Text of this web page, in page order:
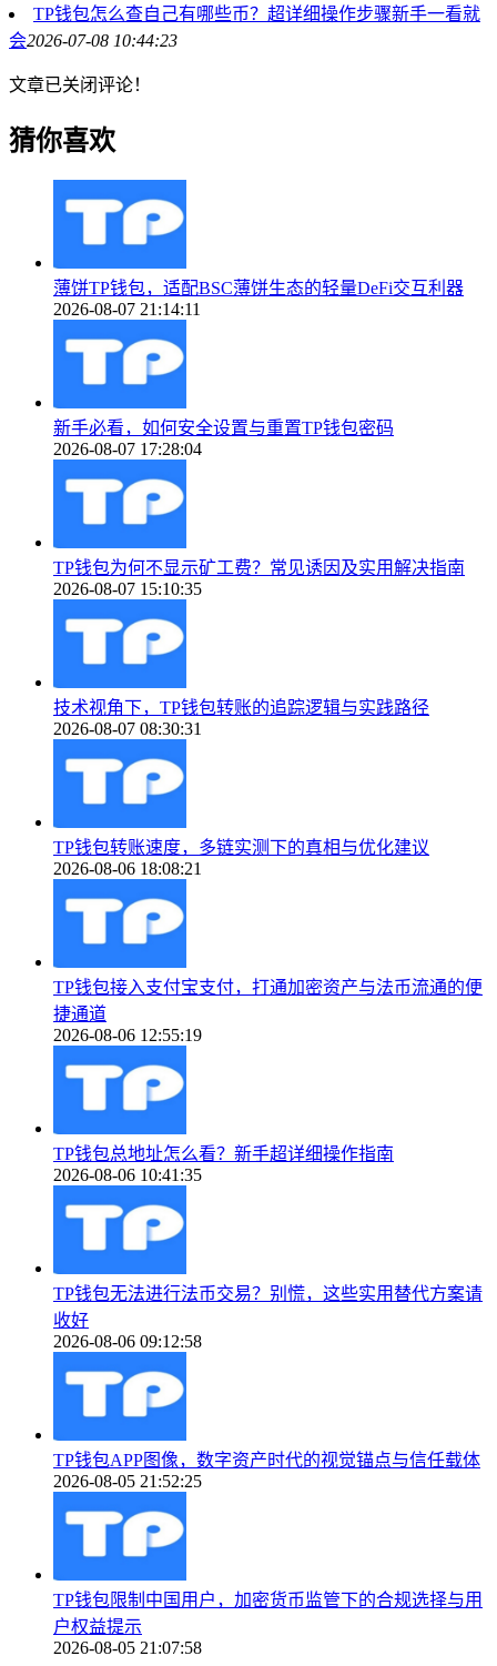
TP钱包怎么查自己有哪些币？超详细操作步骤新手一看就
会2026-07-08 10:44:23
文章已关闭评论！
猜你喜欢
薄饼TP钱包，适配BSC薄饼生态的轻量DeFi交互利器
2026-08-07 21:14:11
新手必看，如何安全设置与重置TP钱包密码
2026-08-07 17:28:04
TP钱包为何不显示矿工费？常见诱因及实用解决指南
2026-08-07 15:10:35
技术视角下，TP钱包转账的追踪逻辑与实践路径
2026-08-07 08:30:31
TP钱包转账速度，多链实测下的真相与优化建议
2026-08-06 18:08:21
TP钱包接入支付宝支付，打通加密资产与法币流通的便
捷通道
2026-08-06 12:55:19
TP钱包总地址怎么看？新手超详细操作指南
2026-08-06 10:41:35
TP钱包无法进行法币交易？别慌，这些实用替代方案请
收好
2026-08-06 09:12:58
TP钱包APP图像，数字资产时代的视觉锚点与信任载体
2026-08-05 21:52:25
TP钱包限制中国用户，加密货币监管下的合规选择与用
户权益提示
2026-08-05 21:07:58